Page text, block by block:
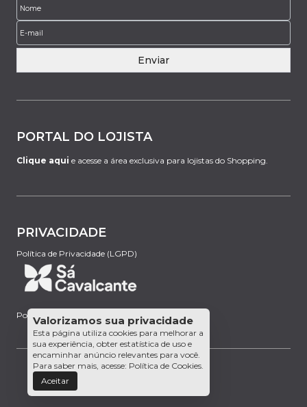
Enviar
PORTAL DO LOJISTA
Clique aqui e acesse a área exclusiva para lojistas do Shopping.
PRIVACIDADE
Política de Privacidade (LGPD)
Powered by:
Valorizamos sua privacidade
Esta página utiliza cookies para melhorar a
sua experiência, obter estatística de uso e
encaminhar anúncio relevantes para você.
Para saber mais, acesse: Política de Cookies.
Aceitar